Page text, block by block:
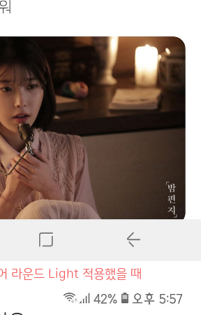
라운드 Light 적용했을 때